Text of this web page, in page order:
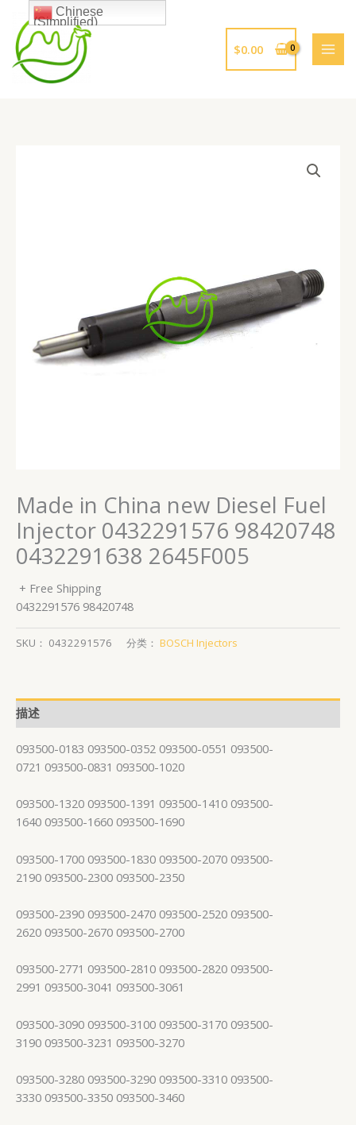
$0.00
Made in China new Diesel Fuel
Injector 0432291576 98420748
0432291638 2645F005
+ Free Shipping
0432291576 98420748
SKU： 0432291576 分类： BOSCH Injectors
描述
093500-0183 093500-0352 093500-0551 093500-
0721 093500-0831 093500-1020
093500-1320 093500-1391 093500-1410 093500-
1640 093500-1660 093500-1690
093500-1700 093500-1830 093500-2070 093500-
2190 093500-2300 093500-2350
093500-2390 093500-2470 093500-2520 093500-
2620 093500-2670 093500-2700
093500-2771 093500-2810 093500-2820 093500-
2991 093500-3041 093500-3061
093500-3090 093500-3100 093500-3170 093500-
3190 093500-3231 093500-3270
093500-3280 093500-3290 093500-3310 093500-
3330 093500-3350 093500-3460
Chinese
(Simplified)